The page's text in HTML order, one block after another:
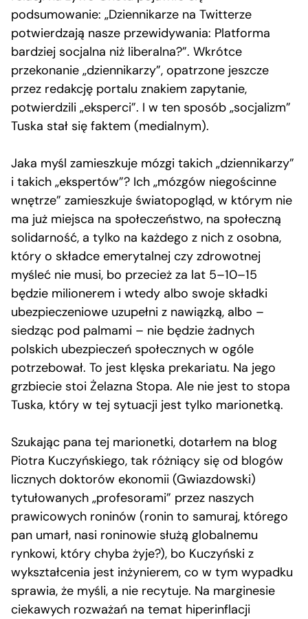
podsumowanie: „Dziennikarze na Twitterze
potwierdzają nasze przewidywania: Platforma
bardziej socjalna niż liberalna?”. Wkrótce
przekonanie „dziennikarzy”, opatrzone jeszcze
przez redakcję portalu znakiem zapytanie,
potwierdzili „eksperci”. I w ten sposób „socjalizm”
Tuska stał się faktem (medialnym).
Jaka myśl zamieszkuje mózgi takich „dziennikarzy”
i takich „ekspertów”? Ich „mózgów niegościnne
wnętrze” zamieszkuje światopogląd, w którym nie
ma już miejsca na społeczeństwo, na społeczną
solidarność, a tylko na każdego z nich z osobna,
który o składce emerytalnej czy zdrowotnej
myśleć nie musi, bo przecież za lat 5–10–15
będzie milionerem i wtedy albo swoje składki
ubezpieczeniowe uzupełni z nawiązką, albo –
siedząc pod palmami – nie będzie żadnych
polskich ubezpieczeń społecznych w ogóle
potrzebował. To jest klęska prekariatu. Na jego
grzbiecie stoi Żelazna Stopa. Ale nie jest to stopa
Tuska, który w tej sytuacji jest tylko marionetką.
Szukając pana tej marionetki, dotarłem na blog
Piotra Kuczyńskiego, tak różniący się od blogów
licznych doktorów ekonomii (Gwiazdowski)
tytułowanych „profesorami” przez naszych
prawicowych roninów (ronin to samuraj, którego
pan umarł, nasi roninowie służą globalnemu
rynkowi, który chyba żyje?), bo Kuczyński z
wykształcenia jest inżynierem, co w tym wypadku
sprawia, że myśli, a nie recytuje. Na marginesie
ciekawych rozważań na temat hiperinflacji